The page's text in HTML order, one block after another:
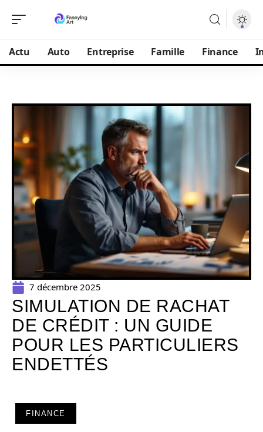
Actu Auto Entreprise Famille Finance
7 décembre 2025
SIMULATION DE RACHAT
DE CRÉDIT : UN GUIDE
POUR LES PARTICULIERS
ENDETTÉS
FINANCE